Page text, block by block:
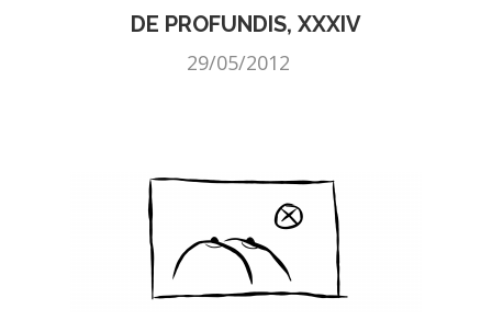
DE PROFUNDIS, XXXIV
29/05/2012